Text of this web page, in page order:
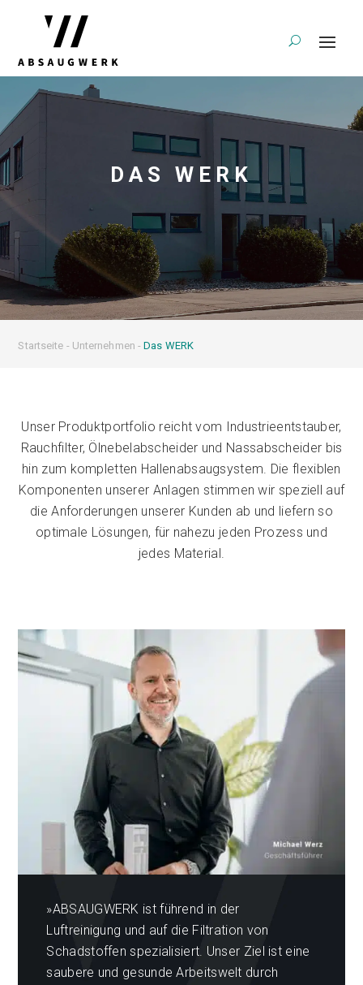
DAS WERK
Startseite - Unternehmen -Das WERK
Unser Produktportfolio reicht vom Industrieentstauber,
Rauchfilter, Ölnebelabscheider und Nassabscheider bis
hin zum kompletten Hallenabsaugsystem. Die flexiblen
Komponenten unserer Anlagen stimmen wir speziell auf
die Anforderungen unserer Kunden ab und liefern so
optimale Lösungen, für nahezu jeden Prozess und
jedes Material.
»ABSAUGWERK ist führend in der
Luftreinigung und auf die Filtration von
Schadstoffen spezialisiert. Unser Ziel ist eine
saubere und gesunde Arbeitswelt durch